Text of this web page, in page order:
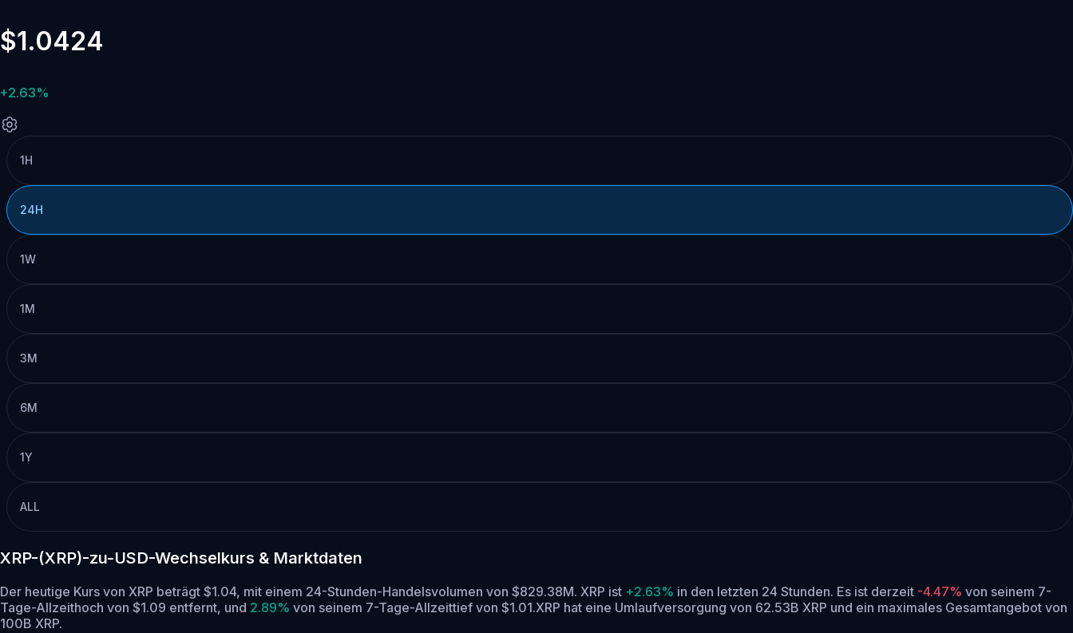
$1.0424
+2.63%
1H
24H
1W
1M
3M
6M
1Y
ALL
XRP-(XRP)-zu-USD-Wechselkurs & Marktdaten
Der heutige Kurs von XRP beträgt $1.04, mit einem 24-Stunden-Handelsvolumen von $829.38M. XRP ist +2.63% in den letzten 24 Stunden. Es ist derzeit -4.47% von seinem 7-
Tage-Allzeithoch von $1.09 entfernt, und 2.89% von seinem 7-Tage-Allzeittief von $1.01.XRP hat eine Umlaufversorgung von 62.53B XRP und ein maximales Gesamtangebot von
100B XRP.